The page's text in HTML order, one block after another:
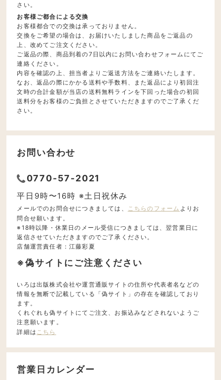
さい。
お客様ご都合による交換
お客様都合での交換は承っておりません。
交換をご希望の場合は、お届けいたしました商品をご返品の
上、改めてご注文ください。
ご返品の際、商品到着の7日以内にお問い合わせフォームにてご
連絡ください。
内容を確認の上、担当者よりご返送方法をご連絡いたします。
なお、返品の際にかかる送料や手数料、また返品により初回注
文時の合計金額が当店の送料無料ラインを下回った場合の初回
送料分をお客様のご負担とさせていただきますのでご了承くだ
さい。
お問い合わせ
0770-57-2021
平日9時〜16時 ※土日祝休み
メールでのお問合せにつきましては、 こちらのフォーム よりお
問合せ願います。
※18時以降・休業日のメール受信につきましては、翌営業日に
返信させていただきますのでご了承ください。
店舗運営責任者：江藤彩夏
※偽サイトにご注意ください
いろは出版株式会社や運営通販サイトの住所や代表者名などの
情報を無断で記載している「偽サイト」の存在を確認しており
ます。
くれぐれも偽サイトにてご注文、お振込みなどされないようご
注意願います。
詳細は こちら
営業日カレンダー